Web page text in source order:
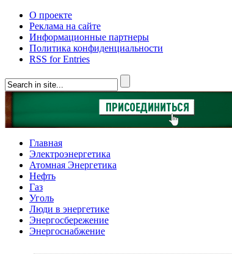
О проекте
Реклама на сайте
Информационные партнеры
Политика конфиденциальности
RSS for Entries
Главная
Электроэнергетика
Атомная Энергетика
Нефть
Газ
Уголь
Люди в энергетике
Энергосбережение
Энергоснабжение